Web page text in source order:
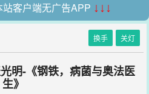
客户端无广告APP ↓↓↓
换手 关灯
明-《钢铁，病菌与奥法医
生》